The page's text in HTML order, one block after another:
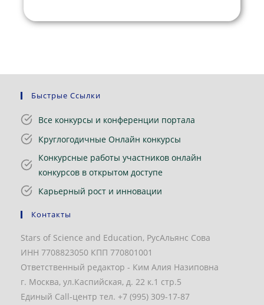
Быстрые Ссылки
Все конкурсы и конференции портала
Круглогодичные Онлайн конкурсы
Конкурсные работы участников онлайн
конкурсов в открытом доступе
Карьерный рост и инновации
Контакты
Stars of Science and Education, РусАльянс Сова
ИНН 7708823050 КПП 770801001
Ответственный редактор - Ким Алия Назиповна
г. Москва, ул.Каспийская, д. 22 к.1 стр.5
Единый Call-центр тел. +7 (995) 309-17-87